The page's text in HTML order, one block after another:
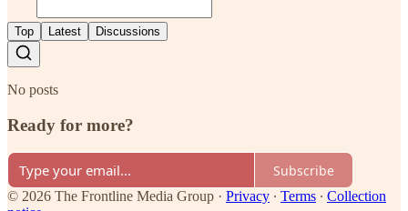
Top Latest Discussions
No posts
Ready for more?
Subscribe
© 2026 The Frontline Media Group · Privacy ∙ Terms ∙ Collection